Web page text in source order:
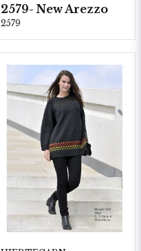
2579- New Arezzo
2579